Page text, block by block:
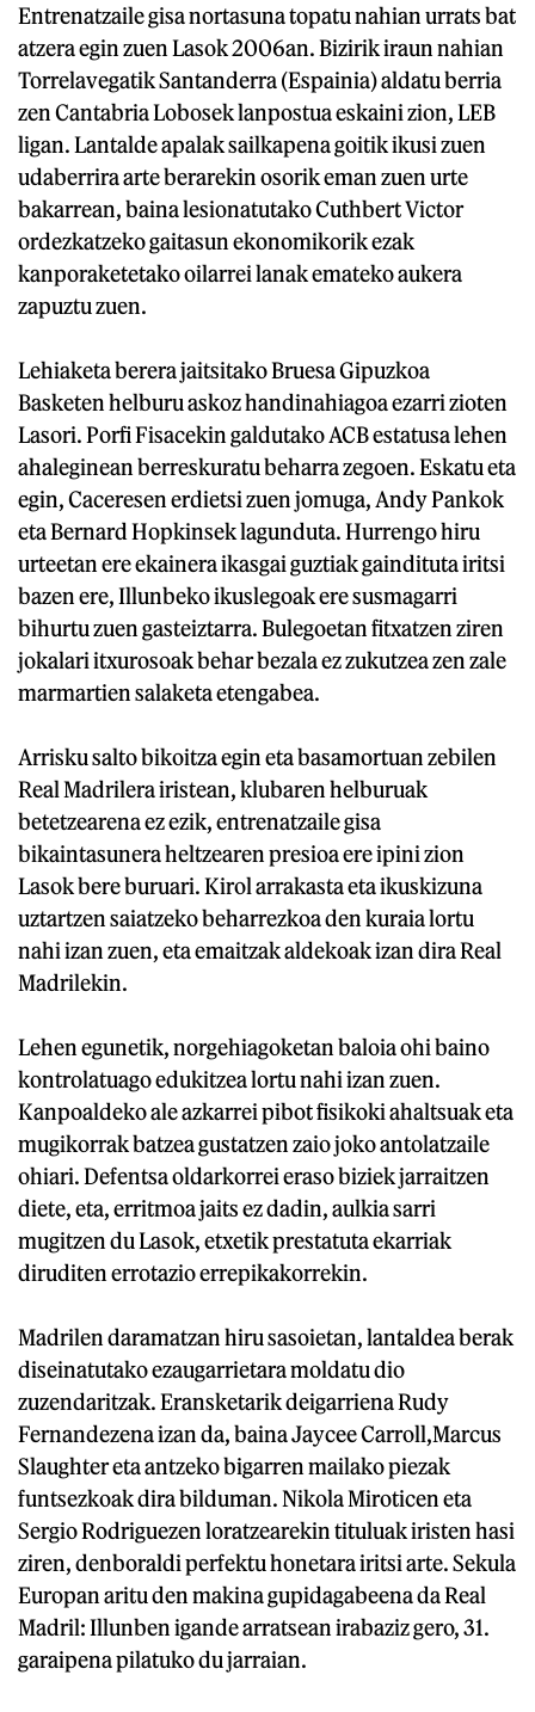
Entrenatzaile gisa nortasuna topatu nahian urrats bat
atzera egin zuen Lasok 2006an. Bizirik iraun nahian
Torrelavegatik Santanderra (Espainia) aldatu berria
zen Cantabria Lobosek lanpostua eskaini zion, LEB
ligan. Lantalde apalak sailkapena goitik ikusi zuen
udaberrira arte berarekin osorik eman zuen urte
bakarrean, baina lesionatutako Cuthbert Victor
ordezkatzeko gaitasun ekonomikorik ezak
kanporaketetako oilarrei lanak emateko aukera
zapuztu zuen.
Lehiaketa berera jaitsitako Bruesa Gipuzkoa
Basketen helburu askoz handinahiagoa ezarri zioten
Lasori. Porfi Fisacekin galdutako ACB estatusa lehen
ahaleginean berreskuratu beharra zegoen. Eskatu eta
egin, Caceresen erdietsi zuen jomuga, Andy Pankok
eta Bernard Hopkinsek lagunduta. Hurrengo hiru
urteetan ere ekainera ikasgai guztiak gaindituta iritsi
bazen ere, Illunbeko ikuslegoak ere susmagarri
bihurtu zuen gasteiztarra. Bulegoetan fitxatzen ziren
jokalari itxurosoak behar bezala ez zukutzea zen zale
marmartien salaketa etengabea.
Arrisku salto bikoitza egin eta basamortuan zebilen
Real Madrilera iristean, klubaren helburuak
betetzearena ez ezik, entrenatzaile gisa
bikaintasunera heltzearen presioa ere ipini zion
Lasok bere buruari. Kirol arrakasta eta ikuskizuna
uztartzen saiatzeko beharrezkoa den kuraia lortu
nahi izan zuen, eta emaitzak aldekoak izan dira Real
Madrilekin.
Lehen egunetik, norgehiagoketan baloia ohi baino
kontrolatuago edukitzea lortu nahi izan zuen.
Kanpoaldeko ale azkarrei pibot fisikoki ahaltsuak eta
mugikorrak batzea gustatzen zaio joko antolatzaile
ohiari. Defentsa oldarkorrei eraso biziek jarraitzen
diete, eta, erritmoa jaits ez dadin, aulkia sarri
mugitzen du Lasok, etxetik prestatuta ekarriak
diruditen errotazio errepikakorrekin.
Madrilen daramatzan hiru sasoietan, lantaldea berak
diseinatutako ezaugarrietara moldatu dio
zuzendaritzak. Eransketarik deigarriena Rudy
Fernandezena izan da, baina Jaycee Carroll,Marcus
Slaughter eta antzeko bigarren mailako piezak
funtsezkoak dira bilduman. Nikola Miroticen eta
Sergio Rodriguezen loratzearekin tituluak iristen hasi
ziren, denboraldi perfektu honetara iritsi arte. Sekula
Europan aritu den makina gupidagabeena da Real
Madril: Illunben igande arratsean irabaziz gero, 31.
garaipena pilatuko du jarraian.